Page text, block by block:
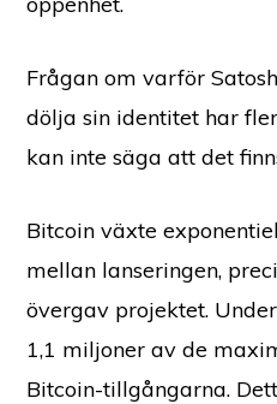
Frågan om varför
dölja sin identitet har
kan inte säga att det
Bitcoin växte
mellan lanseringen,
övergav projektet.
1,1 miljoner av de
Bitcoin-tillgångarna.